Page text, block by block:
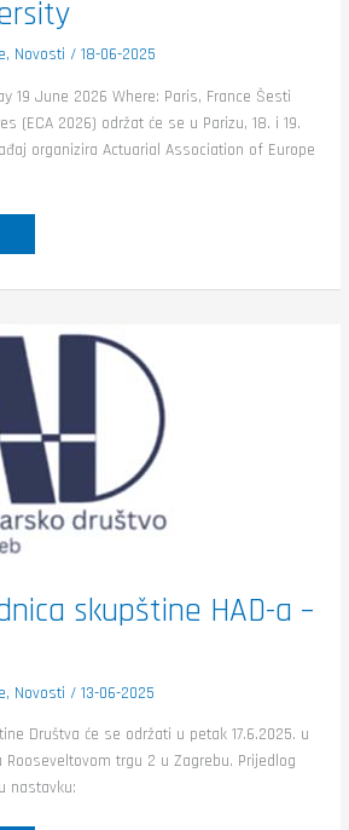
, Novosti /18-06-2025
19 June 2026 Where: Paris, France Šesti
(ECA 2026) održat će se u Parizu, 18. i 19.
organizira Actuarial Association of Europe
skupštine HAD-a –
, Novosti /13-06-2025
Društva će se održati u petak 17.6.2025. u
Rooseveltovom trgu 2 u Zagrebu. Prijedlog
nastavku: